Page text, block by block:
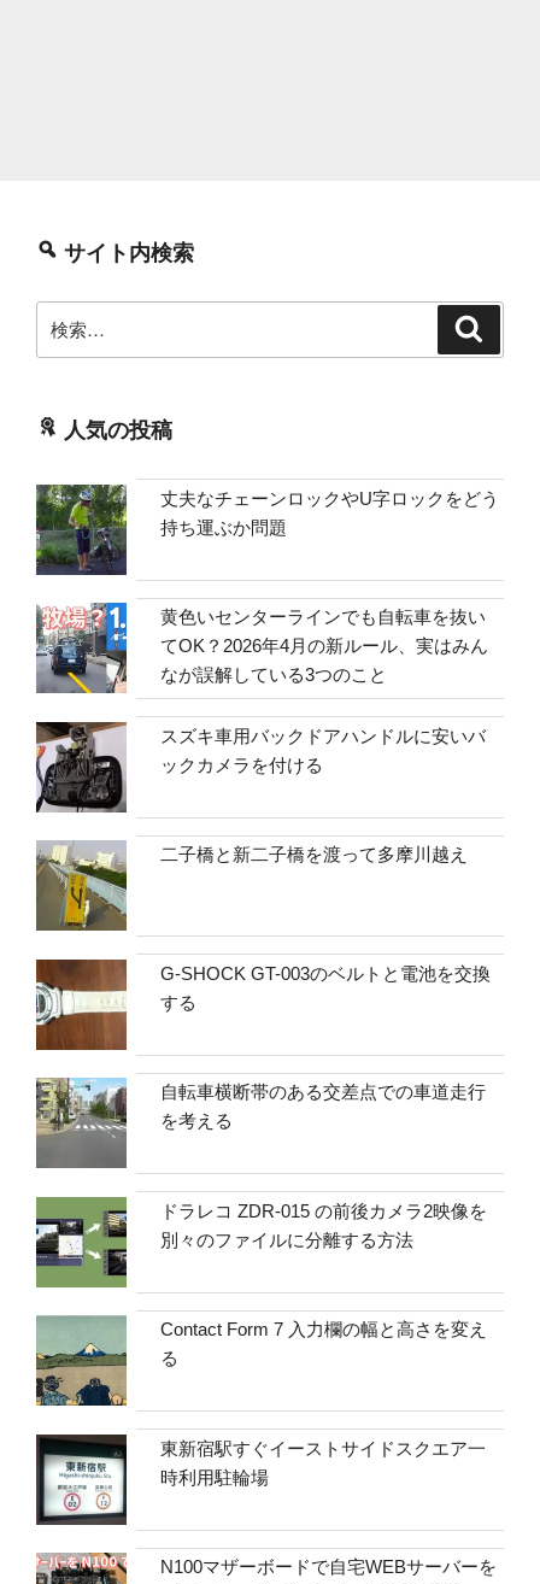
サイト内検索
索:
人気の投稿
丈夫なチェーンロックやU字ロックをどう
持ち運ぶか問題
黄色いセンターラインでも自転車を抜い
てOK？2026年4月の新ルール、実はみん
なが誤解している3つのこと
スズキ車用バックドアハンドルに安いバ
ックカメラを付ける
二子橋と新二子橋を渡って多摩川越え
G-SHOCK GT-003のベルトと電池を交換
する
自転車横断帯のある交差点での車道走行
を考える
ドラレコ ZDR-015 の前後カメラ2映像を
別々のファイルに分離する方法
Contact Form 7 入力欄の幅と高さを変え
る
東新宿駅すぐイーストサイドスクエア一
時利用駐輪場
N100マザーボードで自宅WEBサーバーを